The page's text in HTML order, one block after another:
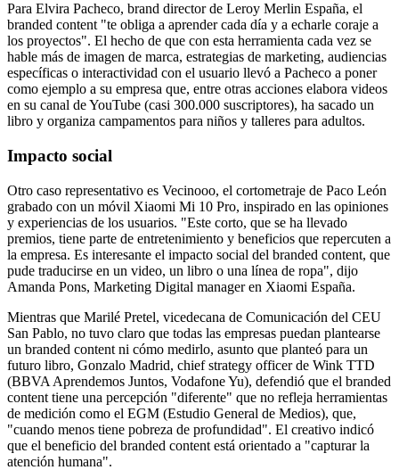
Para Elvira Pacheco, brand director de Leroy Merlin España, el
branded content "te obliga a aprender cada día y a echarle coraje a
los proyectos". El hecho de que con esta herramienta cada vez se
hable más de imagen de marca, estrategias de marketing, audiencias
específicas o interactividad con el usuario llevó a Pacheco a poner
como ejemplo a su empresa que, entre otras acciones elabora videos
en su canal de YouTube (casi 300.000 suscriptores), ha sacado un
libro y organiza campamentos para niños y talleres para adultos.
Impacto social
Otro caso representativo es Vecinooo, el cortometraje de Paco León
grabado con un móvil Xiaomi Mi 10 Pro, inspirado en las opiniones
y experiencias de los usuarios. "Este corto, que se ha llevado
premios, tiene parte de entretenimiento y beneficios que repercuten a
la empresa. Es interesante el impacto social del branded content, que
pude traducirse en un video, un libro o una línea de ropa", dijo
Amanda Pons, Marketing Digital manager en Xiaomi España.
Mientras que Marilé Pretel, vicedecana de Comunicación del CEU
San Pablo, no tuvo claro que todas las empresas puedan plantearse
un branded content ni cómo medirlo, asunto que planteó para un
futuro libro, Gonzalo Madrid, chief strategy officer de Wink TTD
(BBVA Aprendemos Juntos, Vodafone Yu), defendió que el branded
content tiene una percepción "diferente" que no refleja herramientas
de medición como el EGM (Estudio General de Medios), que,
"cuando menos tiene pobreza de profundidad". El creativo indicó
que el beneficio del branded content está orientado a "capturar la
atención humana".